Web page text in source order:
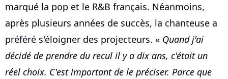
marqué la pop et le R&B français. Néanmoins,
après plusieurs années de succès, la chanteuse a
préféré s'éloigner des projecteurs. « Quand j'ai
décidé de prendre du recul il y a dix ans, c'était un
réel choix. C'est important de le préciser. Parce que